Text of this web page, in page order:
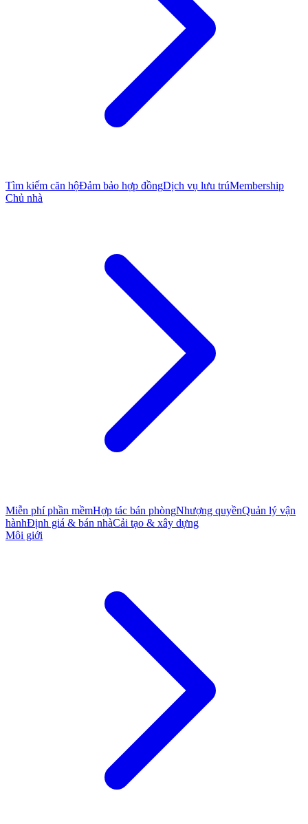
Tìm kiếm căn hộĐảm bảo hợp đồngDịch vụ lưu trúMembership
Chủ nhà
Miễn phí phần mềmHợp tác bán phòngNhượng quyềnQuản lý vận
hànhĐịnh giá & bán nhàCải tạo & xây dựng
Môi giới